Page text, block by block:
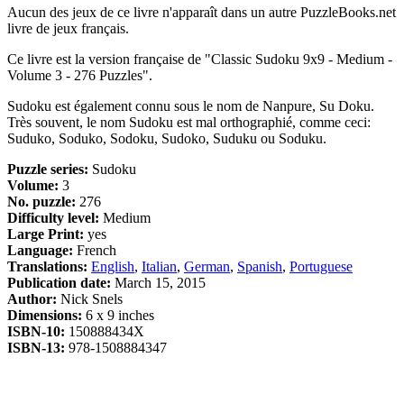
Aucun des jeux de ce livre n'apparaît dans un autre PuzzleBooks.net
livre de jeux français.
Ce livre est la version française de "Classic Sudoku 9x9 - Medium -
Volume 3 - 276 Puzzles".
Sudoku est également connu sous le nom de Nanpure, Su Doku.
Très souvent, le nom Sudoku est mal orthographié, comme ceci:
Suduko, Soduko, Sodoku, Sudoko, Suduku ou Soduku.
Puzzle series: Sudoku
Volume: 3
No. puzzle: 276
Difficulty level: Medium
Large Print: yes
Language: French
Translations: English, Italian, German, Spanish, Portuguese
Publication date: March 15, 2015
Author: Nick Snels
Dimensions: 6 x 9 inches
ISBN-10: 150888434X
ISBN-13: 978-1508884347